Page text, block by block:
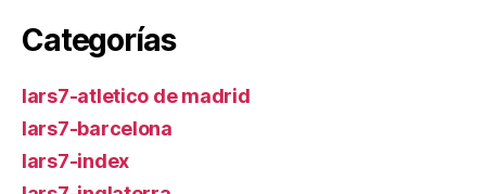
Categorías
lars7-atletico de madrid
lars7-barcelona
lars7-index